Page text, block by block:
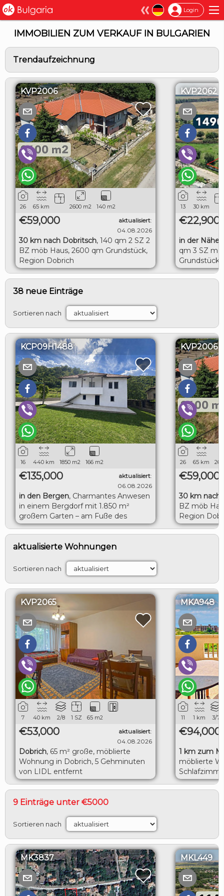
Login ×
IMMOBILIEN ZUM VERKAUF IN BULGARIEN
Trendaufzeichnung
KVP2006
26 65 km 2600 m2 140 m2
€59,000 aktualisiert:
04.08.2026
30 km nach Dobritsch, 140 qm 2 SZ 2
BZ möb Haus, 2600 qm Grundstück,
Region Dobrich
KVP2062
13 30 km
€22,900
in der Nähe
qm 3 SZ
Grundstück,
Toshevo
38 neue Einträge
Sortieren nach
KCP09H1488
16 440 km 1850 m2 166 m2
€135,000 aktualisiert:
06.08.2026
in den Bergen, Charmantes Anwesen
in einem Bergdorf mit 1.850 m²
großem Garten – am Fuße des
Balkangebirges
KVP2006
26 65 km
€59,000
30 km nach
BZ möb
Region
aktualisierte Wohnungen
Sortieren nach
KVP2065
7 40 km 2/8 1 SZ 65 m2
€53,000 aktualisiert:
04.08.2026
Dobrich, 65 m² große, möblierte
Wohnung in Dobrich, 5 Gehminuten
von LIDL entfernt
MKA948
11 1 km 3/7
€94,000
1 km zum
möblierte
herrlicher
9 Einträge unter €5000
Sortieren nach
MK3837 MKL449